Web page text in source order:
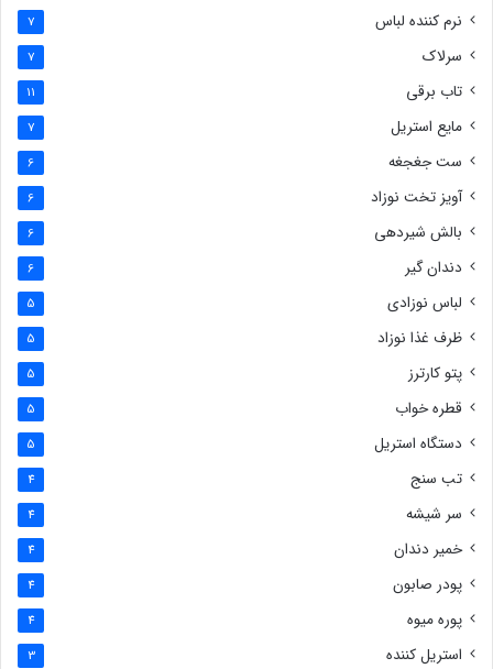
نرم کننده لباس 7
سرلاک 7
تاب برقی 11
مایع استریل 7
ست جغجغه 6
آویز تخت نوزاد 6
بالش شیردهی 6
دندان گیر 6
لباس نوزادی 5
ظرف غذا نوزاد 5
پتو کارترز 5
قطره خواب 5
دستگاه استریل 5
تب سنج 4
سر شیشه 4
خمیر دندان 4
پودر صابون 4
پوره میوه 4
استریل کننده 3